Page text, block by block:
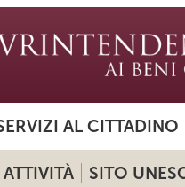
AL CITTADINO
ATTIVITÀ SITO